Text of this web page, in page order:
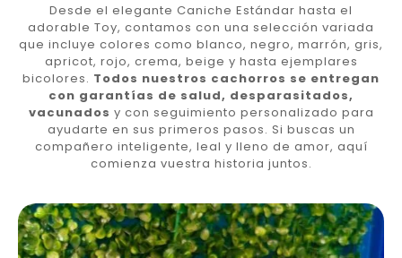
Desde el elegante Caniche Estándar hasta el
adorable Toy, contamos con una selección variada
que incluye colores como blanco, negro, marrón, gris,
apricot, rojo, crema, beige y hasta ejemplares
bicolores. Todos nuestros cachorros se entregan
con garantías de salud, desparasitados,
vacunados y con seguimiento personalizado para
ayudarte en sus primeros pasos. Si buscas un
compañero inteligente, leal y lleno de amor, aquí
comienza vuestra historia juntos.